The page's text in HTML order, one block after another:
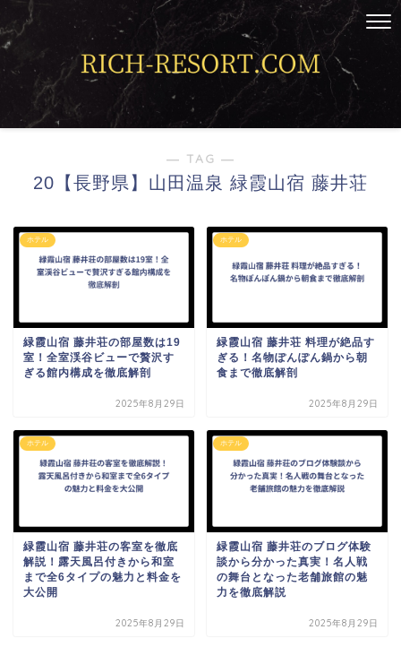
― TAG ―
20【長野県】山田温泉 緑霞山宿 藤井荘
ホテル
緑霞山宿 藤井荘の部屋数は19
室！全室渓谷ビューで贅沢す
ぎる館内構成を徹底解剖
2025年8月29日
ホテル
緑霞山宿 藤井荘 料理が絶品す
ぎる！名物ぽんぽん鍋から朝
食まで徹底解剖
2025年8月29日
ホテル
緑霞山宿 藤井荘の客室を徹底
解説！露天風呂付きから和室
まで全6タイプの魅力と料金を
大公開
2025年8月29日
ホテル
緑霞山宿 藤井荘のブログ体験
談から分かった真実！名人戦
の舞台となった老舗旅館の魅
力を徹底解説
2025年8月29日